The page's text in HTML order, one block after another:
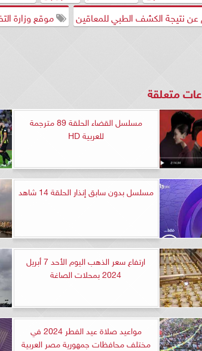
عن نتيجة الكشف الطبي للمعاقين
موقع وزارة
متعلقة
مسلسل القضاء الحلقة 89 مترجمة
للعربية HD
مسلسل بدون سابق إنذار الحلقة 14 شاهد
ارتفاع سعر الذهب اليوم الأحد 7 أبريل
2024 بمحلات الصاغة
مواعيد صلاة عيد الفطر 2024 في
مختلف محافظات جمهورية مصر العربية